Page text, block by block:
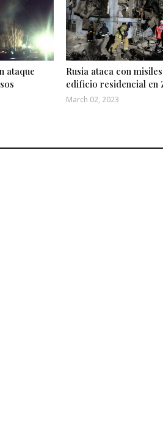
ataque
Rusia ataca con
edificio residencial en
March 02, 2023